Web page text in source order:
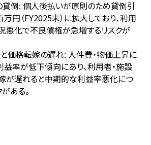
倒: 個人後払いが原則のため貸倒引
円（FY2025末）に拡大しており、利用
悪化で不良債権が急増するリスクが
価格転嫁の遅れ: 人件費・物価上昇に
益率が低下傾向にあり、利用者・施設
が遅れると中期的な利益率悪化につ
ある。